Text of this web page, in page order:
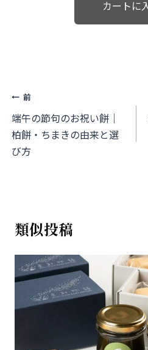
投
稿
ナ
シ
ョ
ン
前
端午の節句のお祝い餅｜
柏餅・ちまきの由来と選
び方
類似投稿